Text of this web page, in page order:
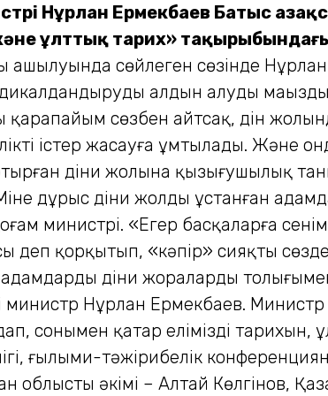
Нұрлан Ермекбаев Батыс
ұлттық тарих»
ашылуында сөйлеген сөзінде
алдын алудың
сөзбен айтсақ, дін
істер жасауға ұмтылады.
діни жолына қызығушылық
дұрыс діни жолды ұстанған
министрі. «Егер басқаларға
деп қорқытып, «кәпір» сияқты
адамдарды діни жораларды
Нұрлан Ермекбаев. Министр
сонымен қатар еліміздің
ғылыми-тәжірибелік
әкімі – Алтай Көлгінов,